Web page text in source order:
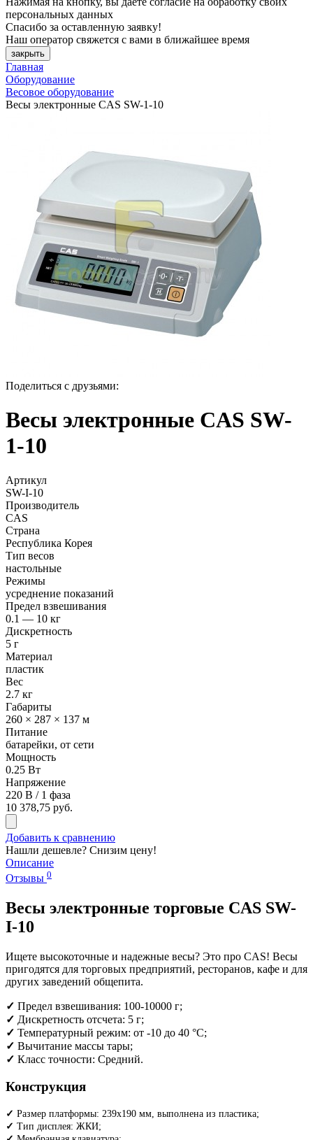
персональных данных
Спасибо за оставленную заявку!
Наш оператор свяжется с вами в ближайшее время
закрыть
Главная
Оборудование
Весовое оборудование
Весы электронные CAS SW-1-10
Поделиться с друзьями:
Весы электронные CAS SW-
1-10
Артикул
SW-I-10
Производитель
CAS
Страна
Республика Корея
Тип весов
настольные
Режимы
усреднение показаний
Предел взвешивания
0.1 — 10 кг
Дискретность
5 г
Материал
пластик
Вес
2.7 кг
Габариты
260 × 287 × 137 м
Питание
батарейки, от сети
Мощность
0.25 Вт
Напряжение
220 В / 1 фаза
10 378,75 руб.
Добавить к сравнению
Нашли дешевле? Снизим цену!
Описание
Отзывы 0
Весы электронные торговые CAS SW-
I-10
Ищете высокоточные и надежные весы? Это про CAS! Весы
пригодятся для торговых предприятий, ресторанов, кафе и для
других заведений общепита.
✓ Предел взвешивания: 100-10000 г;
✓ Дискретность отсчета: 5 г;
✓ Температурный режим: от -10 до 40 °С;
✓ Вычитание массы тары;
✓ Класс точности: Средний.
Конструкция
✓ Размер платформы: 239x190 мм, выполнена из пластика;
✓ Тип дисплея: ЖКИ;